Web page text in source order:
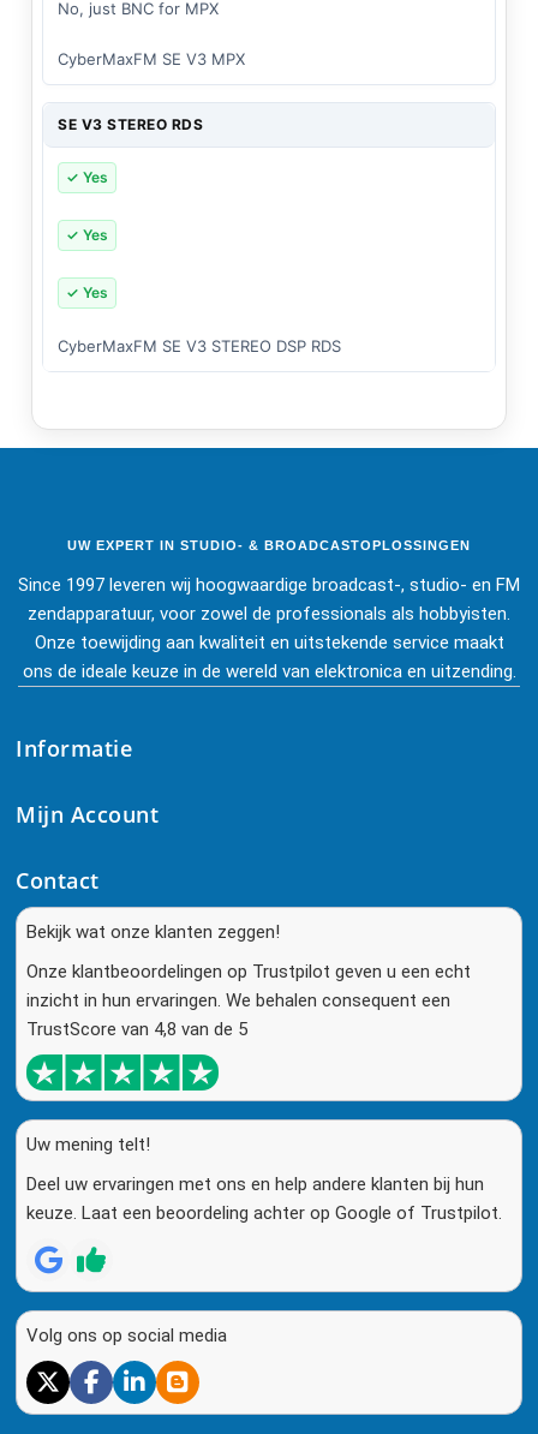
No, just BNC for MPX
CyberMaxFM SE V3 MPX
SE V3 STEREO RDS
✓ Yes
✓ Yes
✓ Yes
CyberMaxFM SE V3 STEREO DSP RDS
UW EXPERT IN STUDIO- & BROADCASTOPLOSSINGEN
Since 1997 leveren wij hoogwaardige broadcast-, studio- en FM
zendapparatuur, voor zowel de professionals als hobbyisten.
Onze toewijding aan kwaliteit en uitstekende service maakt
ons de ideale keuze in de wereld van elektronica en uitzending.
Informatie
Mijn Account
Contact
Bekijk wat onze klanten zeggen!
Onze klantbeoordelingen op Trustpilot geven u een echt
inzicht in hun ervaringen. We behalen consequent een
TrustScore van 4,8 van de 5
Uw mening telt!
Deel uw ervaringen met ons en help andere klanten bij hun
keuze. Laat een beoordeling achter op Google of Trustpilot.
Volg ons op social media